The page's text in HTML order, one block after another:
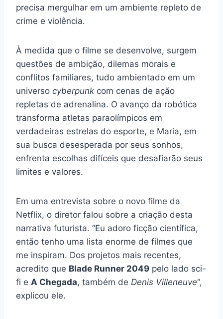
precisa mergulhar em um ambiente repleto de
crime e violência.
À medida que o filme se desenvolve, surgem
questões de ambição, dilemas morais e
conflitos familiares, tudo ambientado em um
universo cyberpunk com cenas de ação
repletas de adrenalina. O avanço da robótica
transforma atletas paraolímpicos em
verdadeiras estrelas do esporte, e Maria, em
sua busca desesperada por seus sonhos,
enfrenta escolhas difíceis que desafiarão seus
limites e valores.
Em uma entrevista sobre o novo filme da
Netflix, o diretor falou sobre a criação desta
narrativa futurista. “Eu adoro ficção científica,
então tenho uma lista enorme de filmes que
me inspiram. Dos projetos mais recentes,
acredito que Blade Runner 2049 pelo lado sci-
fi e A Chegada, também de Denis Villeneuve“,
explicou ele.